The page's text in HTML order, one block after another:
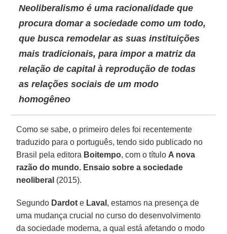
Neoliberalismo é uma racionalidade que
procura domar a sociedade como um todo,
que busca remodelar as suas instituições
mais tradicionais, para impor a matriz da
relação de capital à reprodução de todas
as relações sociais de um modo
homogêneo
Como se sabe, o primeiro deles foi recentemente
traduzido para o português, tendo sido publicado no
Brasil pela editora Boitempo, com o título A nova
razão do mundo. Ensaio sobre a sociedade
neoliberal (2015).
Segundo Dardote Laval , estamos na presença de
uma mudança crucial no curso do desenvolvimento
da sociedade moderna, a qual está afetando o modo